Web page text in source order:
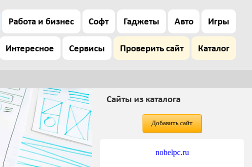
Работа и бизнес Софт Гаджеты Авто Игры
Интересное Сервисы Проверить сайт Каталог
Сайты из каталога
Добавить сайт
nobelpc.ru